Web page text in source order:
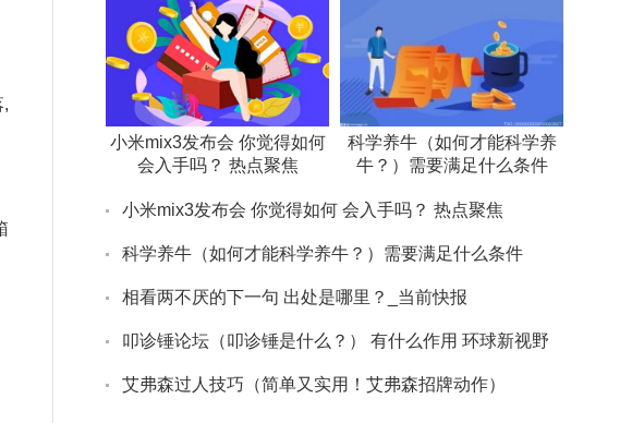
小米mix3发布会 你觉得如何
会入手吗？ 热点聚焦
科学养牛（如何才能科学养
牛？）需要满足什么条件
小米mix3发布会 你觉得如何 会入手吗？ 热点聚焦
科学养牛（如何才能科学养牛？）需要满足什么条件
相看两不厌的下一句 出处是哪里？_当前快报
叩诊锤论坛（叩诊锤是什么？） 有什么作用 环球新视野
艾弗森过人技巧（简单又实用！艾弗森招牌动作）